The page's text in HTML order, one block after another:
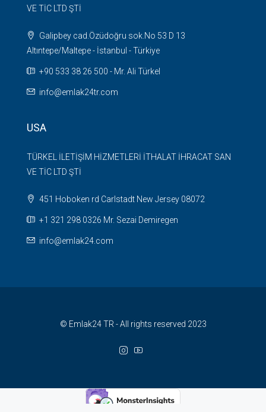
VE TİC LTD ŞTİ
Galipbey cad.Özüdoğru sok.No 53 D 13
Altıntepe/Maltepe - İstanbul - Türkiye
+90 533 38 26 500 - Mr. Ali Türkel
info@emlak24tr.com
USA
TÜRKEL İLETİŞİM HİZMETLERİ İTHALAT İHRACAT SAN
VE TİC LTD ŞTİ
451 Hoboken rd Carlstadt New Jersey 08072
+1 321 298 0326 Mr. Sezai Demiregen
info@emlak24.com
© Emlak24 TR - All rights reserved 2023